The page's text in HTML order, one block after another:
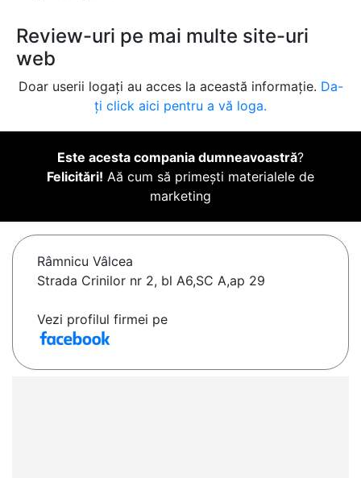
Review-uri pe mai multe site-uri
web
Doar userii logați au acces la această informație. Da-
ți click aici pentru a vă loga.
Este acesta compania dumneavoastră?
Felicitări! Aă cum să primești materialele de
marketing
Râmnicu Vâlcea
Strada Crinilor nr 2, bl A6,SC A,ap 29
Vezi profilul firmei pe